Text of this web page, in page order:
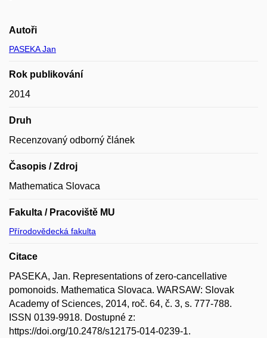
Autoři
PASEKA Jan
Rok publikování
2014
Druh
Recenzovaný odborný článek
Časopis / Zdroj
Mathematica Slovaca
Fakulta / Pracoviště MU
Přírodovědecká fakulta
Citace
PASEKA, Jan. Representations of zero-cancellative
pomonoids. Mathematica Slovaca. WARSAW: Slovak
Academy of Sciences, 2014, roč. 64, č. 3, s. 777-788.
ISSN 0139-9918. Dostupné z:
https://doi.org/10.2478/s12175-014-0239-1.